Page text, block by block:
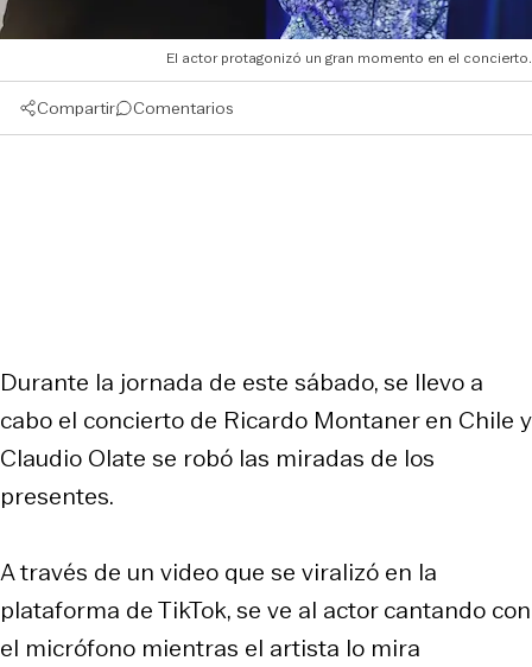
El actor protagonizó un gran momento en el concierto.
Compartir Comentarios
Durante la jornada de este sábado, se llevo a
cabo el concierto de Ricardo Montaner en Chile y
Claudio Olate se robó las miradas de los
presentes.
A través de un video que se viralizó en la
plataforma de TikTok, se ve al actor cantando con
el micrófono mientras el artista lo mira